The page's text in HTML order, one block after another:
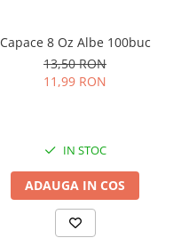
Capace 8 Oz Albe 100buc
13,50 RON
11,99 RON
IN STOC
ADAUGA IN COS